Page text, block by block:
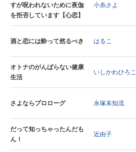
すが呪われないために夜伽
を拒否しています【心恋】
小糸さよ
酒と恋には酔って然るべき はるこ
オトナのがんばらない健康
生活
いしかわひろこ
さよならプロローグ 永塚未知流
だって知っちゃったんだも
ん！
近由子